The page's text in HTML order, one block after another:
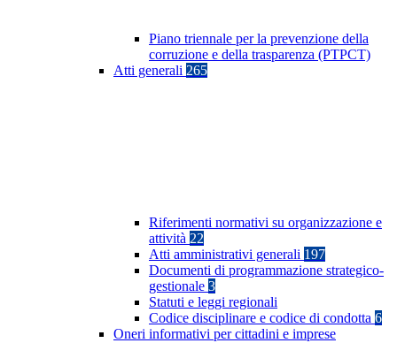
Piano triennale per la prevenzione della
corruzione e della trasparenza (PTPCT)
Atti generali 265
Riferimenti normativi su organizzazione e
attività 22
Atti amministrativi generali 197
Documenti di programmazione strategico-
gestionale 3
Statuti e leggi regionali
Codice disciplinare e codice di condotta 6
Oneri informativi per cittadini e imprese